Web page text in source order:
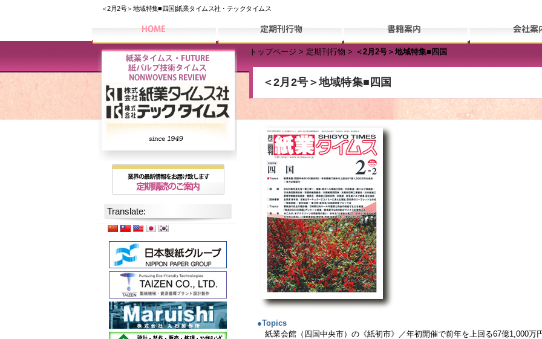
＜2月2号＞地域特集■四国|紙業タイムス社・テックタイムス
トップページ > 定期刊行物 > ＜2月2号＞地域特集■四国
＜2月2号＞地域特集■四国
●Topics
紙業会館（四国中央市）の《紙初市》／年初開催で前年を上回る67億1,000万
Translate: